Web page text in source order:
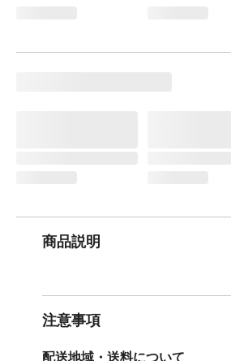
商品説明
注意事項
配送地域・送料について